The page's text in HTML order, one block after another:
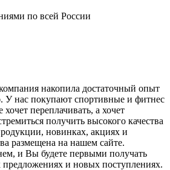
по всей России
накопила достаточный опыт
У нас покупают спортивные и фитнес
переплачивать, а хочет
получить высокого качества
новинках, акциях и
размещена на нашем сайте.
и Вы будете первыми получать
и новых поступлениях.